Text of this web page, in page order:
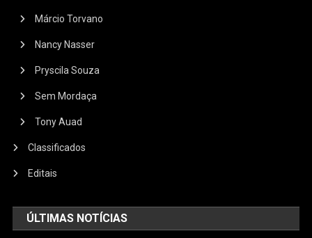
Márcio Torvano
Nancy Nasser
Pryscila Souza
Sem Mordaça
Tony Auad
Classificados
Editais
ÚLTIMAS NOTÍCIAS